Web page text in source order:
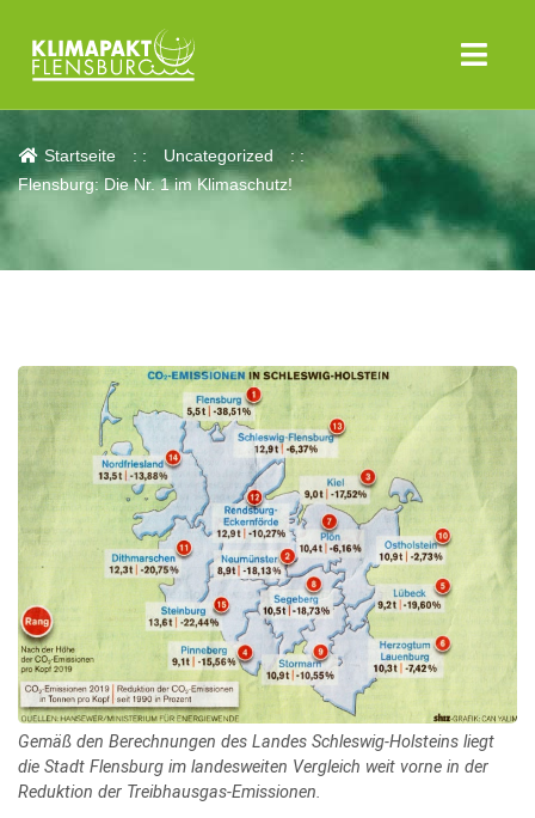
Aktuelles
Startseite
Uncategorized
Flensburg: Die Nr. 1 im Klimaschutz!
Gemäß den Berechnungen des Landes Schleswig-Holsteins liegt
die Stadt Flensburg im landesweiten Vergleich weit vorne in der
Reduktion der Treibhausgas-Emissionen.